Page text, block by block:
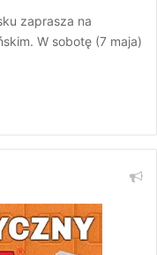
zaprasza na
W sobotę (7 maja)